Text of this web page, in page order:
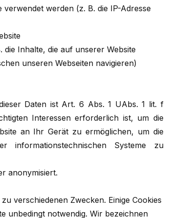
werden (z. B. die IP-Adresse
Inhalte, die auf unserer Website
unseren Webseiten navigieren)
Daten ist Art. 6 Abs. 1 UAbs. 1 lit. f
Interessen erforderlich ist, um die
an Ihr Gerät zu ermöglichen, um die
Systeme zu
anonymisiert.
verschiedenen Zwecken. Einige Cookies
unbedingt notwendig. Wir bezeichnen